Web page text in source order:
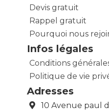
Devis gratuit
Rappel gratuit
Pourquoi nous
Infos légales
Conditions
Politique de vie
Adresses
10 Avenue paul